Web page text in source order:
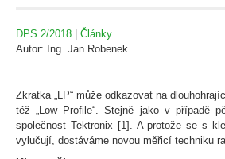
DPS 2/2018 | Články
Autor: Ing. Jan Robenek
Zkratka „LP“ může odkazovat na
též „Low Profile“. Stejně jako v případě
společnost Tektronix [1]. A protože se s
vylučují, dostáváme novou měřicí techniku